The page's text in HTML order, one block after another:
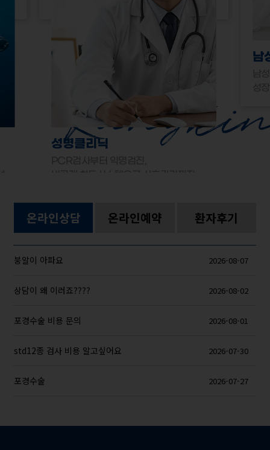
남성갱년기
남성호르몬 보충요법과
성장호르몬 보충치료로 남성갱년
온라인상담 온라인예약 환자후기
붕알이 아파요 2026-08-07
상담이 왜 이러죠???? 2026-08-02
포경수술 비용 문의 2026-08-01
std12종 검사 비용 알고싶어요 2026-07-30
포경수술 2026-07-27